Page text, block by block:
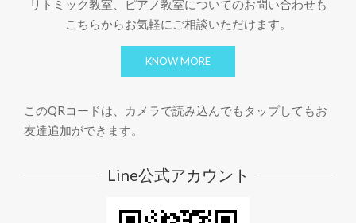
リトミック教室、ピアノ教室についてのお問い合わせも
こちらからお気軽にご相談いただけます。
KNOW MORE
このQRコードは、カメラで読み込んでもタップしてもお
友達追加ができます。
Line公式アカウント